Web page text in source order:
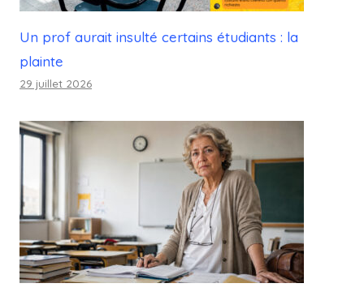
Un prof aurait insulté certains étudiants : la
plainte
29 juillet 2026